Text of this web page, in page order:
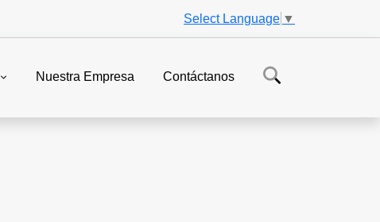
Select Language ▼
Nuestra Empresa Contáctanos